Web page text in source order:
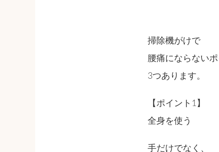
掃除機がけで
腰痛にならない
3つあります。
【ポイント1】
全身を使う
手だけでなく、